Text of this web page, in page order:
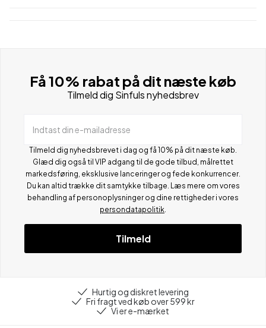
Få 10% rabat på dit næste køb
Tilmeld dig Sinfuls nyhedsbrev
Indtast din e-mailadresse
Tilmeld dig nyhedsbrevet i dag og få 10% på dit næste køb.
Glæd dig også til VIP adgang til de gode tilbud, målrettet
markedsføring, eksklusive lanceringer og fede konkurrencer.
Du kan altid trække dit samtykke tilbage. Læs mere om vores
behandling af personoplysninger og dine rettigheder i vores
persondatapolitik
Tilmeld
Hurtig og diskret levering
Fri fragt ved køb over 599 kr
Vi er e-mærket